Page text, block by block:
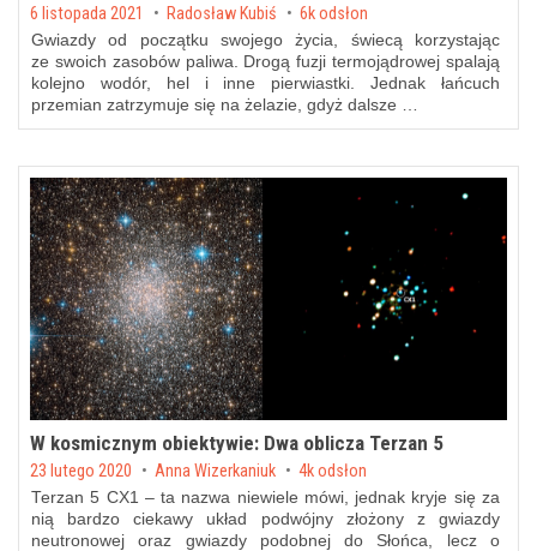
Posted on
6 listopada 2021 by Radosław Kubiś 6k odsłon
Gwiazdy od początku swojego życia, świecą korzystając
ze swoich zasobów paliwa. Drogą fuzji termojądrowej spalają
kolejno wodór, hel i inne pierwiastki. Jednak łańcuch
przemian zatrzymuje się na żelazie, gdyż dalsze …
W kosmicznym obiektywie: Dwa oblicza Terzan 5
Posted on
23 lutego 2020 by Anna Wizerkaniuk 4k odsłon
Terzan 5 CX1 – ta nazwa niewiele mówi, jednak kryje się za
nią bardzo ciekawy układ podwójny złożony z gwiazdy
neutronowej oraz gwiazdy podobnej do Słońca, lecz o